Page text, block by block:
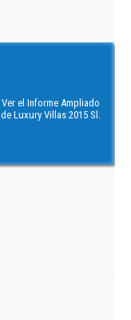
Ver el Informe Ampliado
de Luxury Villas 2015 Sl.